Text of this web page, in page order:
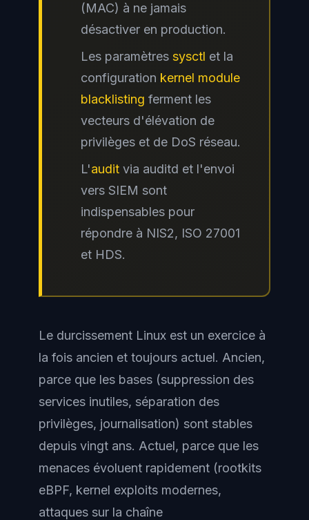
(MAC) à ne jamais
désactiver en production.
Les paramètres sysctl et la
configuration kernel module
blacklisting ferment les
vecteurs d'élévation de
privilèges et de DoS réseau.
L'audit via auditd et l'envoi
vers SIEM sont
indispensables pour
répondre à NIS2, ISO 27001
et HDS.
Le durcissement Linux est un exercice à
la fois ancien et toujours actuel. Ancien,
parce que les bases (suppression des
services inutiles, séparation des
privilèges, journalisation) sont stables
depuis vingt ans. Actuel, parce que les
menaces évoluent rapidement (rootkits
eBPF, kernel exploits modernes,
attaques sur la chaîne